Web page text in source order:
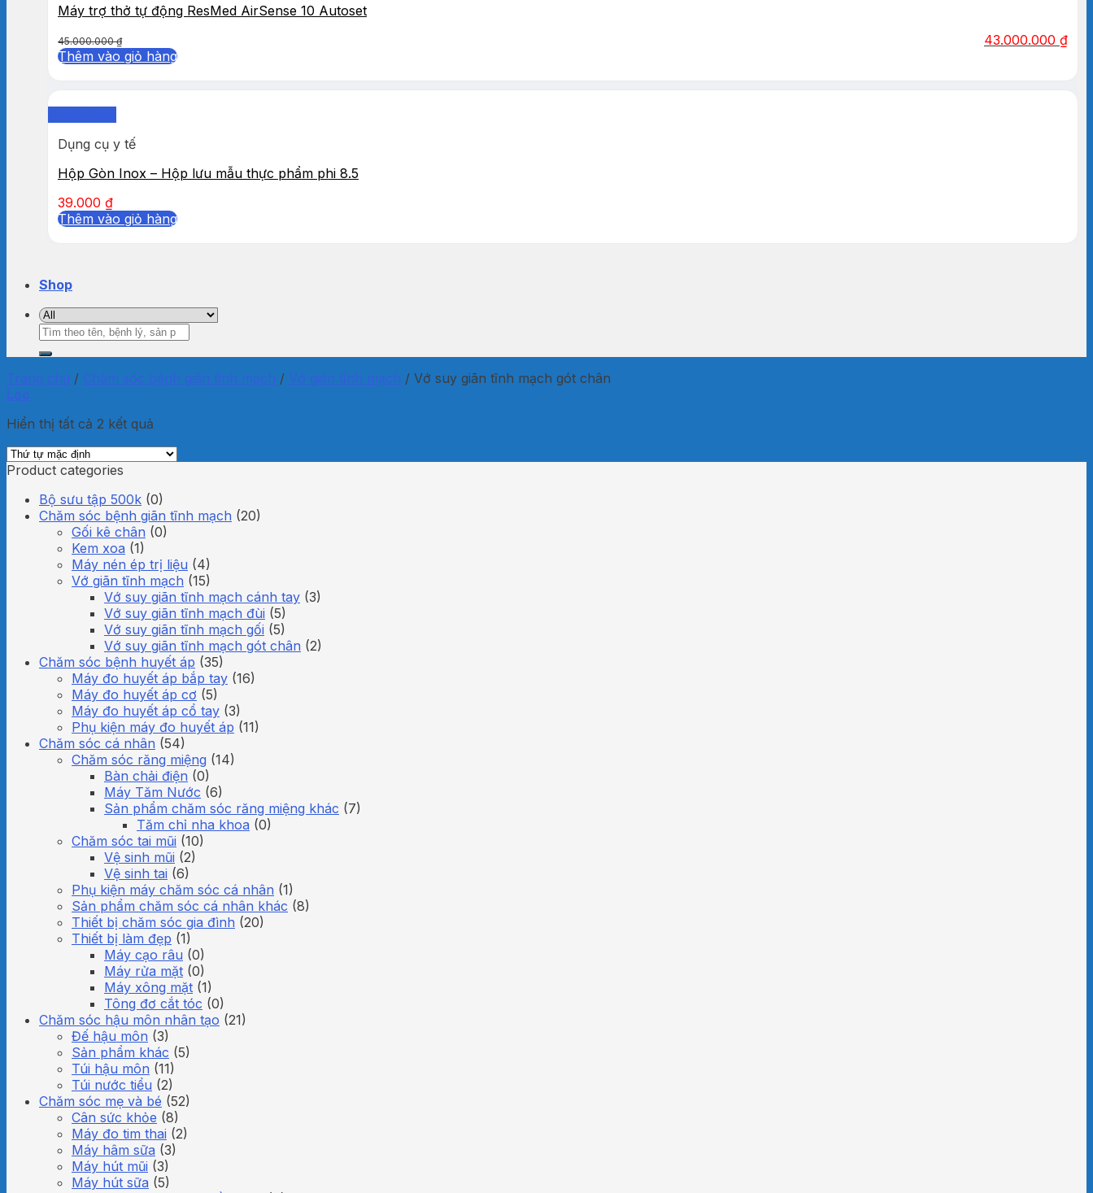
Máy trợ thở tự động ResMed AirSense 10 Autoset
45.000.000₫ 43.000.000 ₫
Thêm vào giỏ hàng
Dụng cụ y tế
Hộp Gòn Inox – Hộp lưu mẫu thực phẩm phi 8.5
39.000 ₫
Thêm vào giỏ hàng
Shop
Tìm
kiếm:
Trang chủ / Chăm sóc bệnh giãn tĩnh mạch / Vớ giãn tĩnh mạch / Vớ suy giãn tĩnh mạch gót chân
Lọc
Hiển thị tất cả 2 kết quả
Product categories
Bộ sưu tập 500k (0)
Chăm sóc bệnh giãn tĩnh mạch (20)
Gối kê chân (0)
Kem xoa (1)
Máy nén ép trị liệu (4)
Vớ giãn tĩnh mạch (15)
Vớ suy giãn tĩnh mạch cánh tay (3)
Vớ suy giãn tĩnh mạch đùi (5)
Vớ suy giãn tĩnh mạch gối (5)
Vớ suy giãn tĩnh mạch gót chân (2)
Chăm sóc bệnh huyết áp (35)
Máy đo huyết áp bắp tay (16)
Máy đo huyết áp cơ (5)
Máy đo huyết áp cổ tay (3)
Phụ kiện máy đo huyết áp (11)
Chăm sóc cá nhân (54)
Chăm sóc răng miệng (14)
Bàn chải điện (0)
Máy Tăm Nước (6)
Sản phẩm chăm sóc răng miệng khác (7)
Tăm chỉ nha khoa (0)
Chăm sóc tai mũi (10)
Vệ sinh mũi (2)
Vệ sinh tai (6)
Phụ kiện máy chăm sóc cá nhân (1)
Sản phẩm chăm sóc cá nhân khác (8)
Thiết bị chăm sóc gia đình (20)
Thiết bị làm đẹp (1)
Máy cạo râu (0)
Máy rửa mặt (0)
Máy xông mặt (1)
Tông đơ cắt tóc (0)
Chăm sóc hậu môn nhân tạo (21)
Đế hậu môn (3)
Sản phẩm khác (5)
Túi hậu môn (11)
Túi nước tiểu (2)
Chăm sóc mẹ và bé (52)
Cân sức khỏe (8)
Máy đo tim thai (2)
Máy hâm sữa (3)
Máy hút mũi (3)
Máy hút sữa (5)